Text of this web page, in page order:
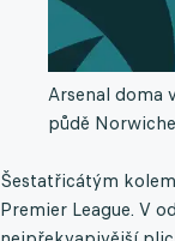
Arsenal doma
půdě Norwiche
Šestatřicátým
Premier League. V